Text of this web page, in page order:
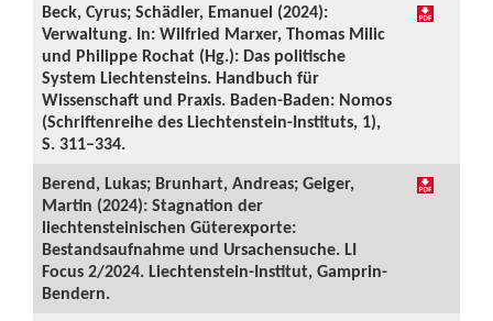
Beck, Cyrus; Schädler, Emanuel (2024):
Verwaltung. In: Wilfried Marxer, Thomas Milic
und Philippe Rochat (Hg.): Das politische
System Liechtensteins. Handbuch für
Wissenschaft und Praxis. Baden-Baden: Nomos
(Schriftenreihe des Liechtenstein-Instituts, 1),
S. 311–334.
Berend, Lukas; Brunhart, Andreas; Geiger,
Martin (2024): Stagnation der
liechtensteinischen Güterexporte:
Bestandsaufnahme und Ursachensuche. LI
Focus 2/2024. Liechtenstein-Institut, Gamprin-
Bendern.